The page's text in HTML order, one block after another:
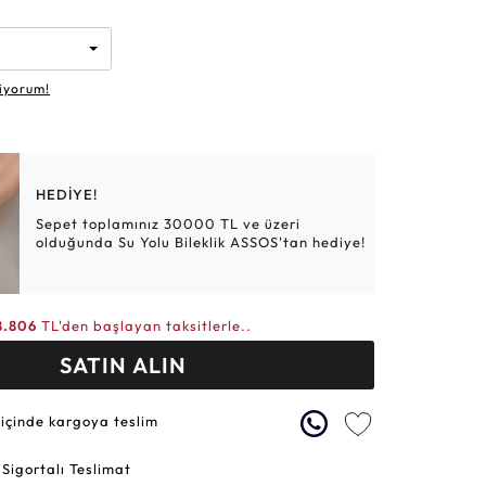
Elmas Bilezikler
Altın Tesbihler
Altın Hasır Setler
Violet
HEDİYE!
Sepet toplamınız 30000 TL ve üzeri
olduğunda Su Yolu Bileklik ASSOS'tan hediye!
TL'den başlayan taksitlerle..
SATIN ALIN
kargoya teslim
Teslimat